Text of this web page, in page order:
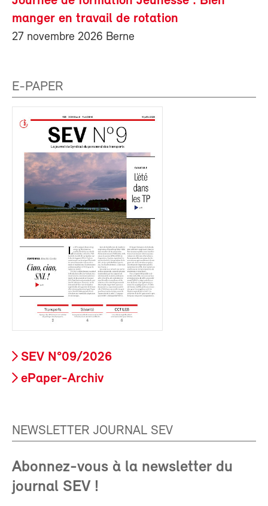
manger en travail de rotation
27 novembre 2026 Berne
E-PAPER
SEV N°09/2026
ePaper-Archiv
NEWSLETTER JOURNAL SEV
Abonnez-vous à la newsletter du
journal SEV !